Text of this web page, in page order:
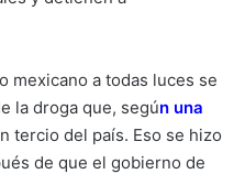
mexicano a todas luces se
la droga que, según una
tercio del país. Eso se hizo
de que el gobierno de